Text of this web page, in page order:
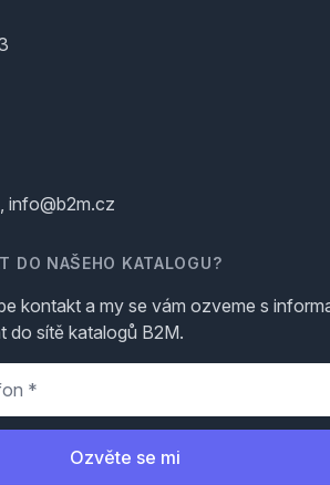
info@b2m.cz
DO NAŠEHO KATALOGU?
kontakt a my se vám ozveme s
do sítě katalogů B2M.
Ozvěte se mi